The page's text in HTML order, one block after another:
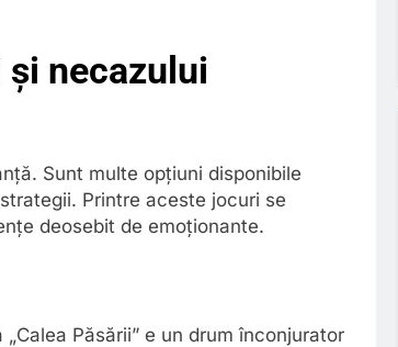
și necazului
Sunt multe opțiuni disponibile
Printre aceste jocuri se
deosebit de emoționante.
Păsării” e un drum înconjurator